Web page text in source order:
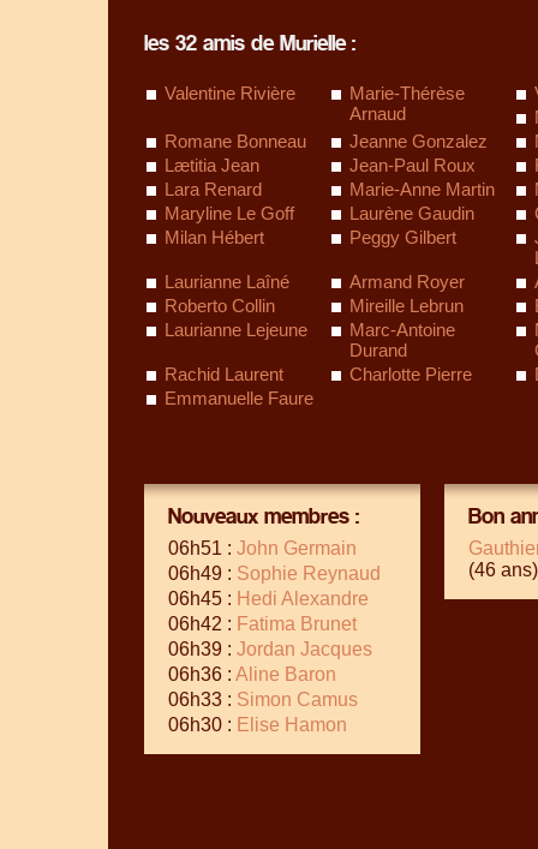
les 32 amis de Murielle :
Valentine Rivière
Marie-Thérèse
Arnaud
Romane Bonneau
Jeanne Gonzalez
Lætitia Jean
Jean-Paul Roux
Lara Renard
Marie-Anne Martin
Maryline Le Goff
Laurène Gaudin
Milan Hébert
Peggy Gilbert
Laurianne Laîné
Armand Royer
Roberto Collin
Mireille Lebrun
Laurianne Lejeune
Marc-Antoine
Durand
Rachid Laurent
Charlotte Pierre
Emmanuelle Faure
Nouveaux membres :
06h51 : John Germain
06h49 : Sophie Reynaud
06h45 : Hedi Alexandre
06h42 : Fatima Brunet
06h39 : Jordan Jacques
06h36 : Aline Baron
06h33 : Simon Camus
06h30 : Elise Hamon
Bon
(46 ans)